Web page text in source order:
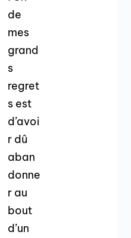
de
mes
grand
s
regret
s est
d’avoi
r dû
aban
donne
r au
bout
d’un